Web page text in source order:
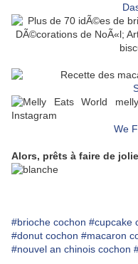
We
Alors, prêts à faire de
#brioche cochon #cupcake
#donut cochon #macaron
#nouvel an chinois cochon